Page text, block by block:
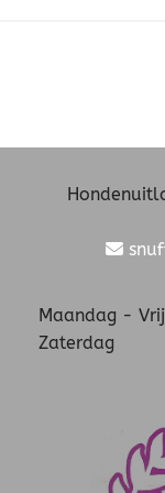

Maandag -
Zaterdag